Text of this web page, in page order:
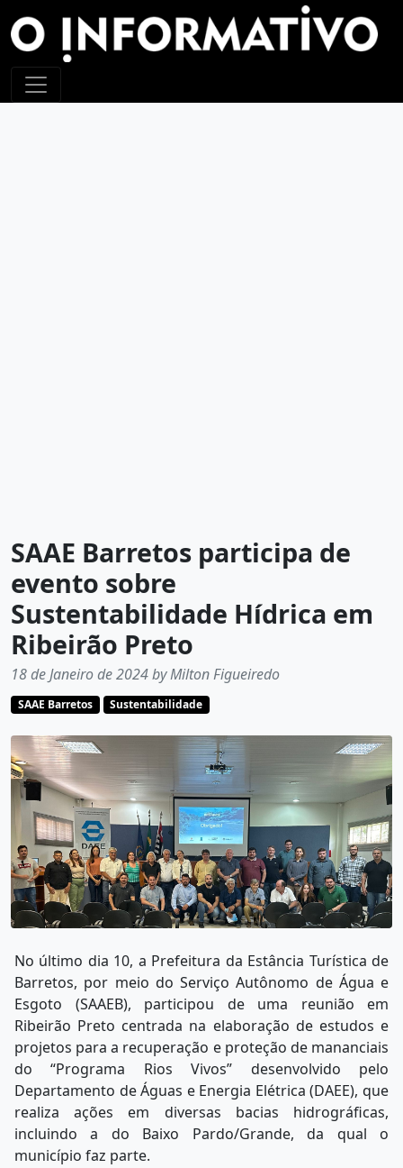
SAAE Barretos participa de
evento sobre
Sustentabilidade Hídrica em
Ribeirão Preto
18 de Janeiro de 2024 by Milton Figueiredo
SAAE Barretos Sustentabilidade
No último dia 10, a Prefeitura da Estância Turística de
Barretos, por meio do Serviço Autônomo de Água e
Esgoto (SAAEB), participou de uma reunião em
Ribeirão Preto centrada na elaboração de estudos e
projetos para a recuperação e proteção de mananciais
do “Programa Rios Vivos” desenvolvido pelo
Departamento de Águas e Energia Elétrica (DAEE), que
realiza ações em diversas bacias hidrográficas,
incluindo a do Baixo Pardo/Grande, da qual o
município faz parte.